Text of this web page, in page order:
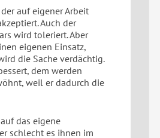
auf eigener Arbeit
Auch der
wird toleriert. Aber
eigenen Einsatz,
die Sache verdächtig.
dem werden
weil er dadurch die
das eigene
schlecht es ihnen im